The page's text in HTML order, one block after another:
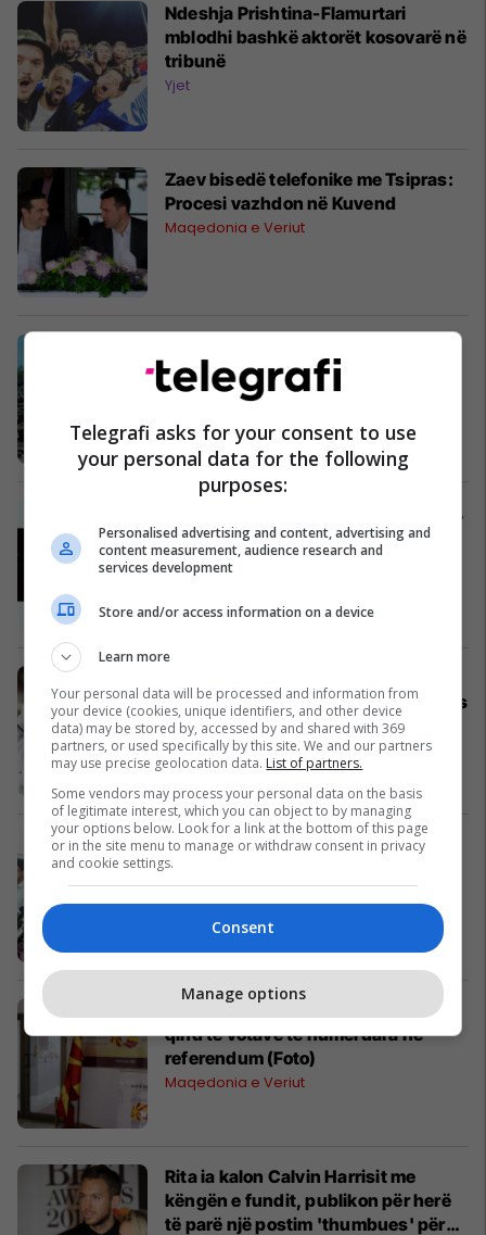
Ndeshja Prishtina-Flamurtari
mblodhi bashkë aktorët kosovarë në
tribunë
Yjet
Zaev bisedë telefonike me Tsipras:
Procesi vazhdon në Kuvend
Maqedonia e Veriut
vjeçe dhe një djalë 23 vjeç brenda
një dite
Bleona Qereti maskohet si gazetare,
dhe i interviston njerëzit rrugës
duke i pyetur rreth saj
ndërprerë serinë e mirë të Sassuolos
Serie A
Ziadin Sela: Shkaktar për dështimin
e referendumit është qeveria
Politikë
Rezultatet e KSHZ-së nga 70 për
qind të votave të numëruara në
referendum (Foto)
Maqedonia e Veriut
Rita ia kalon Calvin Harrisit me
këngën e fundit, publikon për herë
të parë një postim 'thumbues' për
Telegrafi asks for your consent to use
your personal data for the following
purposes:
Personalised advertising and content, advertising and
content measurement, audience research and
services development
Store and/or access information on a device
Learn more
Your personal data will be processed and information from
your device (cookies, unique identifiers, and other device
data) may be stored by, accessed by and shared with 369
partners, or used specifically by this site. We and our partners
may use precise geolocation data. List of partners.
Some vendors may process your personal data on the basis
of legitimate interest, which you can object to by managing
your options below. Look for a link at the bottom of this page
or in the site menu to manage or withdraw consent in privacy
and cookie settings.
Consent
Manage options